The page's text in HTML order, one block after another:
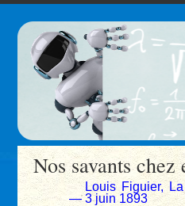
Nos savants
Louis Figuier,
— 3 juin 1893